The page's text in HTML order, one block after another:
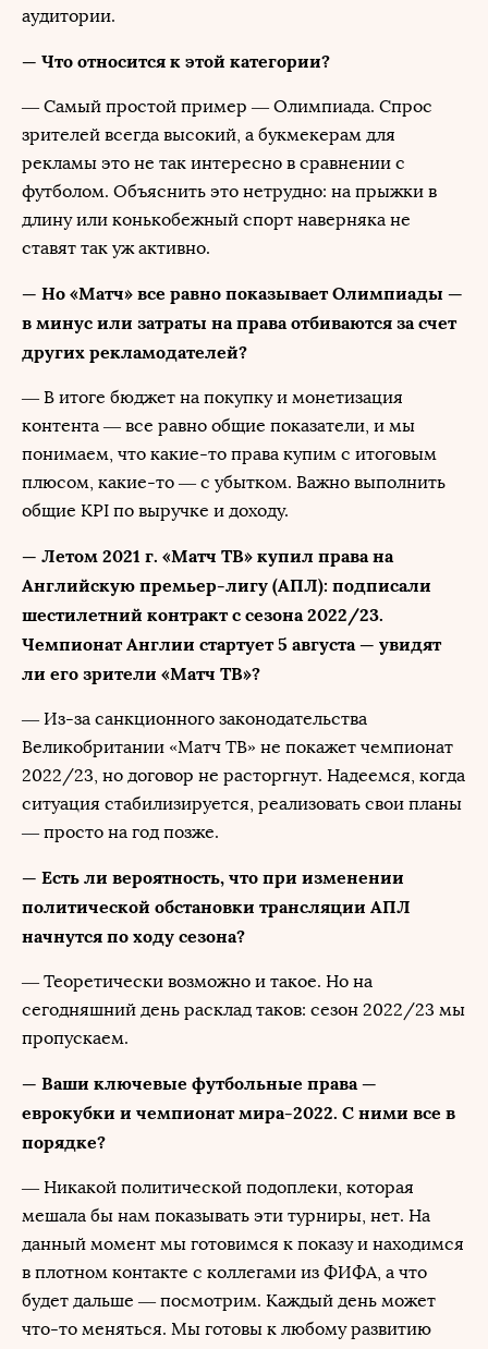
аудитории.
— Что относится к этой категории?
— Самый простой пример — Олимпиада. Спрос
зрителей всегда высокий, а букмекерам для
рекламы это не так интересно в сравнении с
футболом. Объяснить это нетрудно: на прыжки в
длину или конькобежный спорт наверняка не
ставят так уж активно.
— Но «Матч» все равно показывает Олимпиады —
в минус или затраты на права отбиваются за счет
других рекламодателей?
— В итоге бюджет на покупку и монетизация
контента — все равно общие показатели, и мы
понимаем, что какие-то права купим с итоговым
плюсом, какие-то — с убытком. Важно выполнить
общие KPI по выручке и доходу.
— Летом 2021 г. «Матч ТВ» купил права на
Английскую премьер-лигу (АПЛ): подписали
шестилетний контракт с сезона 2022/23.
Чемпионат Англии стартует 5 августа — увидят
ли его зрители «Матч ТВ»?
— Из-за санкционного законодательства
Великобритании «Матч ТВ» не покажет чемпионат
2022/23, но договор не расторгнут. Надеемся, когда
ситуация стабилизируется, реализовать свои планы
— просто на год позже.
— Есть ли вероятность, что при изменении
политической обстановки трансляции АПЛ
начнутся по ходу сезона?
— Теоретически возможно и такое. Но на
сегодняшний день расклад таков: сезон 2022/23 мы
пропускаем.
— Ваши ключевые футбольные права —
еврокубки и чемпионат мира-2022. С ними все в
порядке?
— Никакой политической подоплеки, которая
мешала бы нам показывать эти турниры, нет. На
данный момент мы готовимся к показу и находимся
в плотном контакте с коллегами из ФИФА, а что
будет дальше — посмотрим. Каждый день может
что-то меняться. Мы готовы к любому развитию